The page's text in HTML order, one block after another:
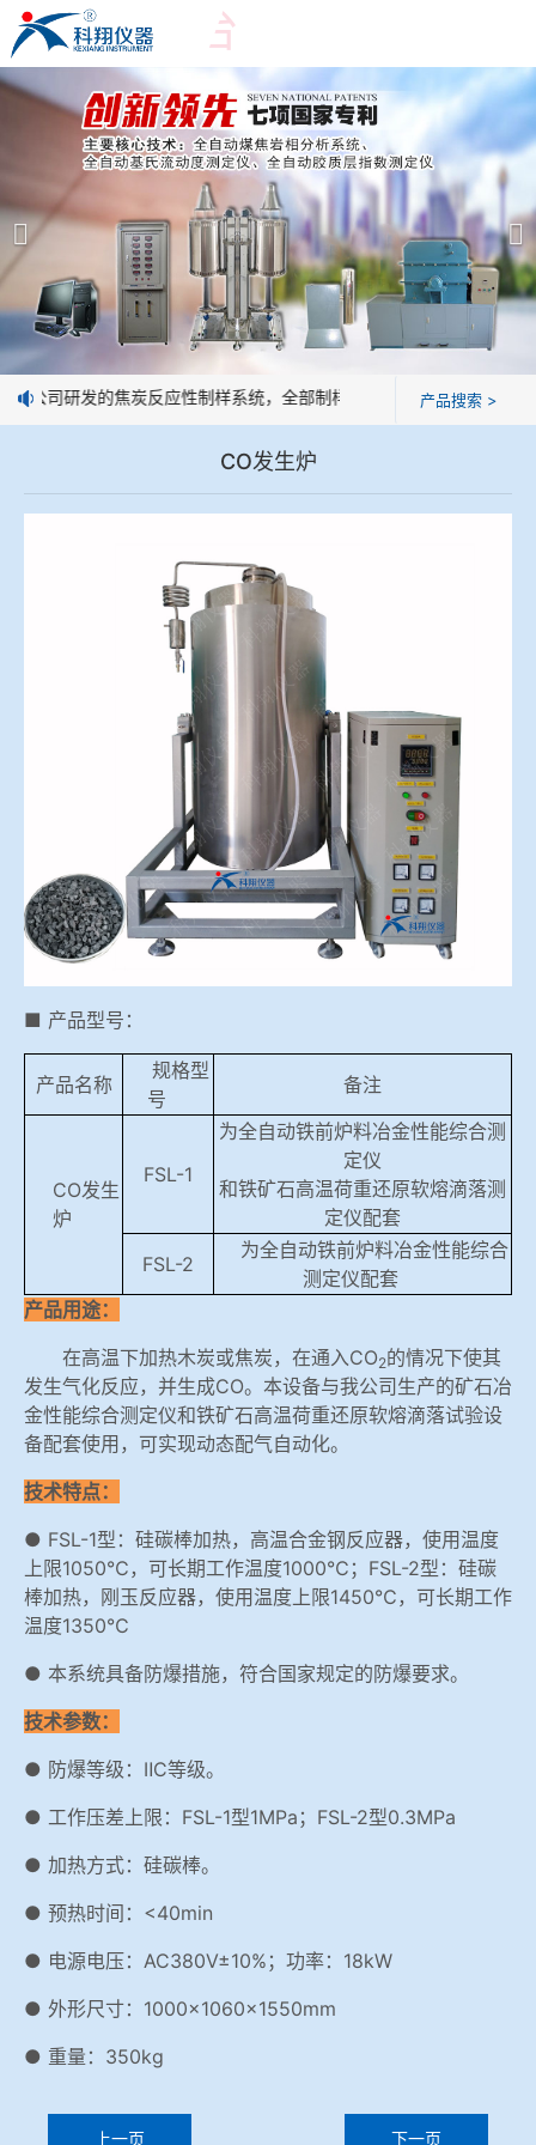
爱游戏平台
爱游戏平台
产品展示 ＞
爱游戏平台-爱游戏（中国）一站式服务平台
焦化行业检测及优化配煤设备
球团矿/烧结矿/块矿高温冶金性能检测系统
烧结/球团优化配矿研究设备
高炉配吹煤检测设备
冶金渣、保护渣等高温物性检测设备
冶金石灰活性度测定仪
矿石、焦炭物理检测及制样设备
公司简介
爱游戏平台
企业业绩
技术交流
标准下载
爱游戏平台-爱游戏（中国）一站式服务平台
我公司研发的焦炭反应性制样系统，全部制样过程机械化操作，没有
产品搜索 >
CO发生炉
■ 产品型号：
产品名称
规格型
号
备注
CO发生
炉
FSL-1
为全自动铁前炉料冶金性能综合测
定仪
和铁矿石高温荷重还原软熔滴落测
定仪配套
FSL-2
为全自动铁前炉料冶金性能综合
测定仪配套
产品用途：
在高温下加热木炭或焦炭，在通入CO2的情况下使其
发生气化反应，并生成CO。本设备与我公司生产的矿石冶
金性能综合测定仪和铁矿石高温荷重还原软熔滴落试验设
备配套使用，可实现动态配气自动化。
技术特点：
● FSL-1型：硅碳棒加热，高温合金钢反应器，使用温度
上限1050℃，可长期工作温度1000℃；FSL-2型：硅碳
棒加热，刚玉反应器，使用温度上限1450℃，可长期工作
温度1350℃
● 本系统具备防爆措施，符合国家规定的防爆要求。
技术参数：
● 防爆等级：ⅡC等级。
● 工作压差上限：FSL-1型1MPa；FSL-2型0.3MPa
● 加热方式：硅碳棒。
● 预热时间：<40min
● 电源电压：AC380V±10%；功率：18kW
● 外形尺寸：1000×1060×1550mm
● 重量：350kg
上一页 下一页